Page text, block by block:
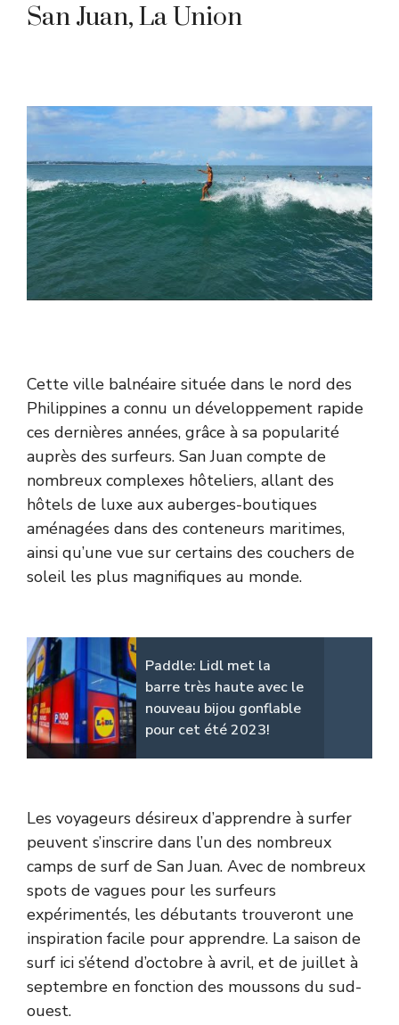
San Juan, La Union
Cette ville balnéaire située dans le nord des
Philippines a connu un développement rapide
ces dernières années, grâce à sa popularité
auprès des surfeurs. San Juan compte de
nombreux complexes hôteliers, allant des
hôtels de luxe aux auberges-boutiques
aménagées dans des conteneurs maritimes,
ainsi qu’une vue sur certains des couchers de
soleil les plus magnifiques au monde.
Paddle: Lidl met la
barre très haute avec le
nouveau bijou gonflable
pour cet été 2023!
Les voyageurs désireux d’apprendre à surfer
peuvent s’inscrire dans l’un des nombreux
camps de surf de San Juan. Avec de nombreux
spots de vagues pour les surfeurs
expérimentés, les débutants trouveront une
inspiration facile pour apprendre. La saison de
surf ici s’étend d’octobre à avril, et de juillet à
septembre en fonction des moussons du sud-
ouest.